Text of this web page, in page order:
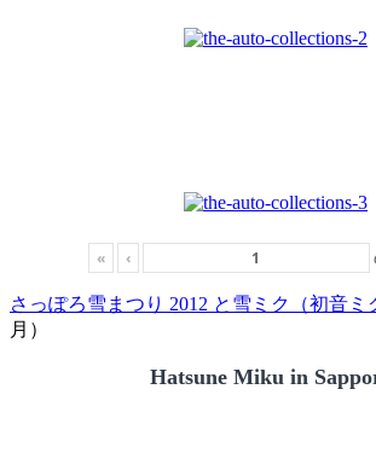
« ‹
さっぽろ雪まつり 2012 と雪ミク（初音ミ
月）
Hatsune Miku in